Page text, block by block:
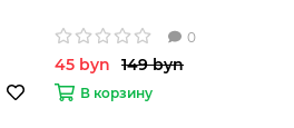
0
45 byn 149 byn
В корзину